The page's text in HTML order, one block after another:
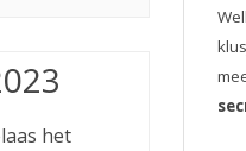
het